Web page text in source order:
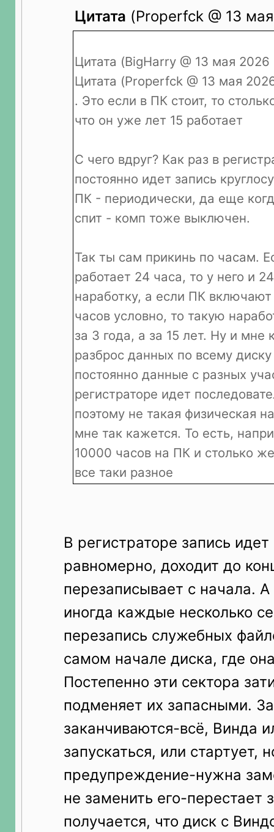
Цитата (Properfck @ 13
Цитата (BigHarry @ 13 мая
Цитата (Properfck @ 13 мая
. Это если в ПК стоит, то
что он уже лет 15 работает
С чего вдруг? Как раз в
постоянно идет запись
ПК - периодически, да еще
спит - комп тоже выключен.
Так ты сам прикинь по часам.
работает 24 часа, то у него и
наработку, а если ПК
часов условно, то такую
за 3 года, а за 15 лет. Ну и мне
разброс данных по всему
постоянно данные с разных
регистраторе идет
поэтому не такая физическая
мне так кажется. То есть,
10000 часов на ПК и столько
все таки разное
В регистраторе запись
равномерно, доходит до
перезаписывает с начала.
иногда каждые несколько
перезапись служебных
самом начале диска, где
Постепенно эти сектора
подменяет их запасными.
заканчиваются-всё, Винда
запускаться, или стартует,
предупреждение-нужна
не заменить его-перестает
получается, что диск с